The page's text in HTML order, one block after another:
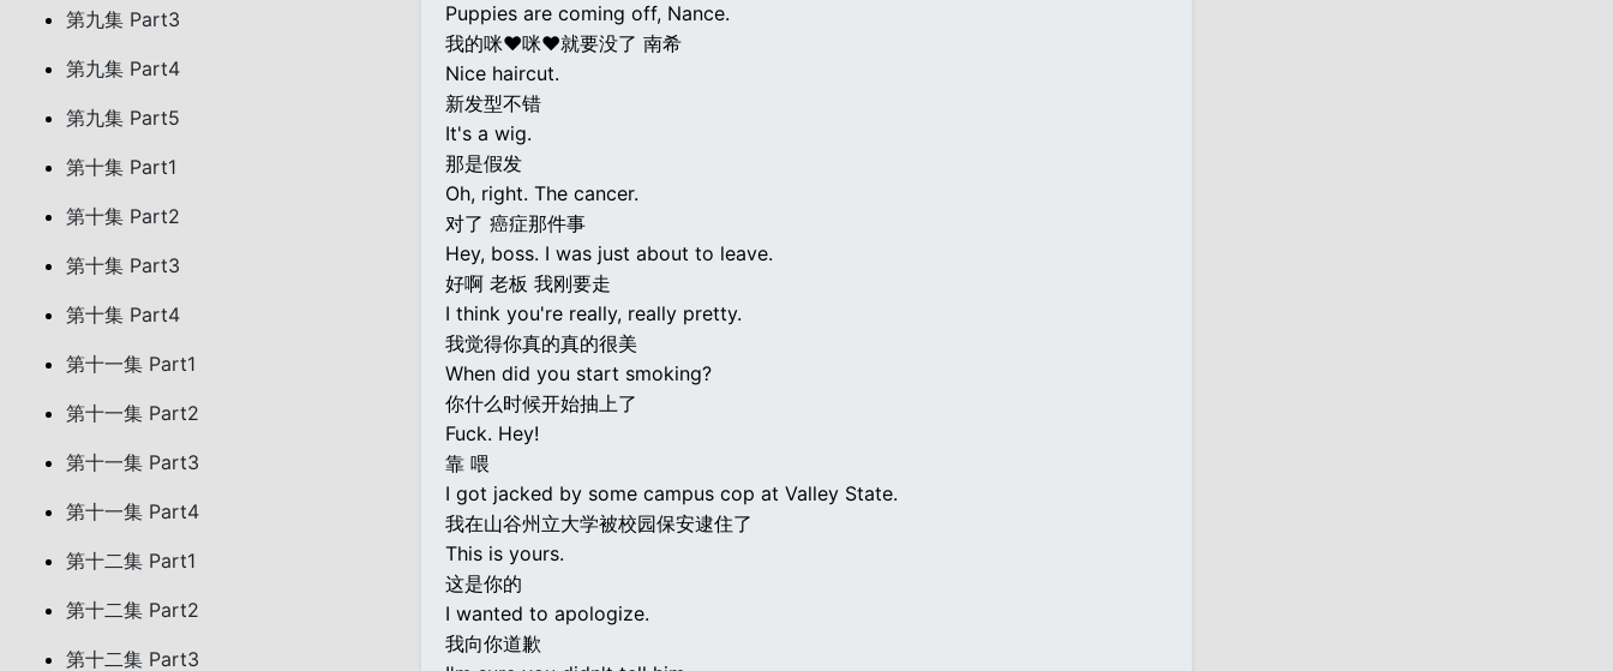
第九集 Part3
第九集 Part4
第九集 Part5
第十集 Part1
第十集 Part2
第十集 Part3
第十集 Part4
第十一集 Part1
第十一集 Part2
第十一集 Part3
第十一集 Part4
第十二集 Part1
第十二集 Part2
第十二集 Part3
Puppies are coming off, Nance.
我的咪♥咪♥就要没了 南希
Nice haircut.
新发型不错
It's a wig.
那是假发
Oh, right. The cancer.
对了 癌症那件事
Hey, boss. I was just about to leave.
好啊 老板 我刚要走
I think you're really, really pretty.
我觉得你真的真的很美
When did you start smoking?
你什么时候开始抽上了
Fuck. Hey!
靠 喂
I got jacked by some campus cop at Valley State.
我在山谷州立大学被校园保安逮住了
This is yours.
这是你的
I wanted to apologize.
我向你道歉